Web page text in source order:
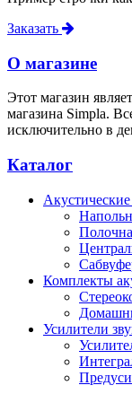
Заказать
О магазине
Этот магазин
магазина Simpla.
исключительно в
Каталог
Комплекты
Усилители